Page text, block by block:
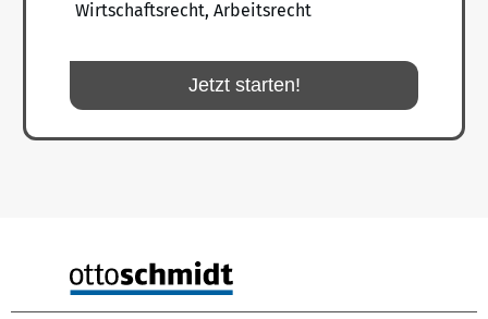
Wirtschaftsrecht, Arbeitsrecht
Jetzt starten!